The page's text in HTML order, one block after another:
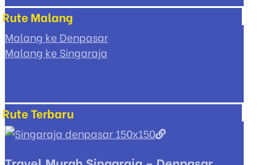
Rute Malang
Malang ke Denpasar
Malang ke Singaraja
Rute Terbaru